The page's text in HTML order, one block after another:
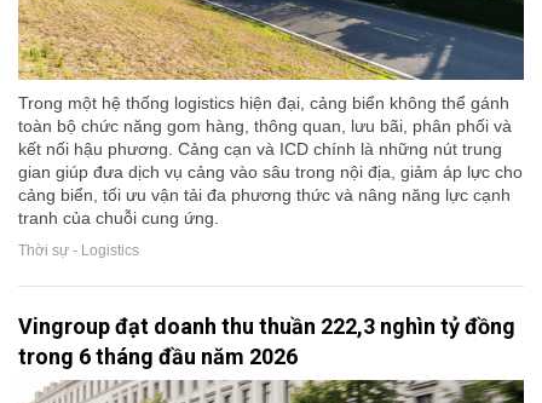
Trong một hệ thống logistics hiện đại, cảng biển không thể gánh
toàn bộ chức năng gom hàng, thông quan, lưu bãi, phân phối và
kết nối hậu phương. Cảng cạn và ICD chính là những nút trung
gian giúp đưa dịch vụ cảng vào sâu trong nội địa, giảm áp lực cho
cảng biển, tối ưu vận tải đa phương thức và nâng năng lực cạnh
tranh của chuỗi cung ứng.
Thời sự - Logistics
Vingroup đạt doanh thu thuần 222,3 nghìn tỷ đồng
trong 6 tháng đầu năm 2026